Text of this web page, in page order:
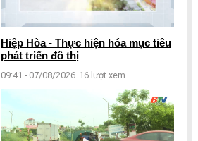
Hiệp Hòa - Thực hiện hóa mục tiêu
phát triển đô thị
09:41 - 07/08/2026 16 lượt xem